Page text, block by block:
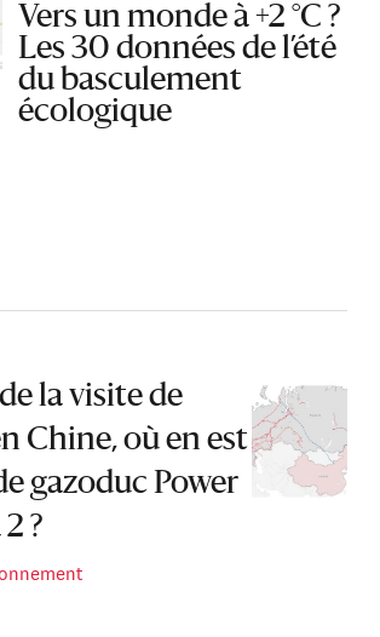
Vers un monde à +2 °C ?
Les 30 données de l’été
du basculement
écologique
la visite de
Chine, où en est
gazoduc Power
?